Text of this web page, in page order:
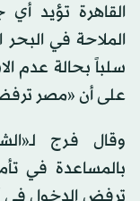
القاهرة تؤيد
الملاحة في البحر
سلباً بحالة عدم
على أن «مصر
وقال فرج
بالمساعدة في